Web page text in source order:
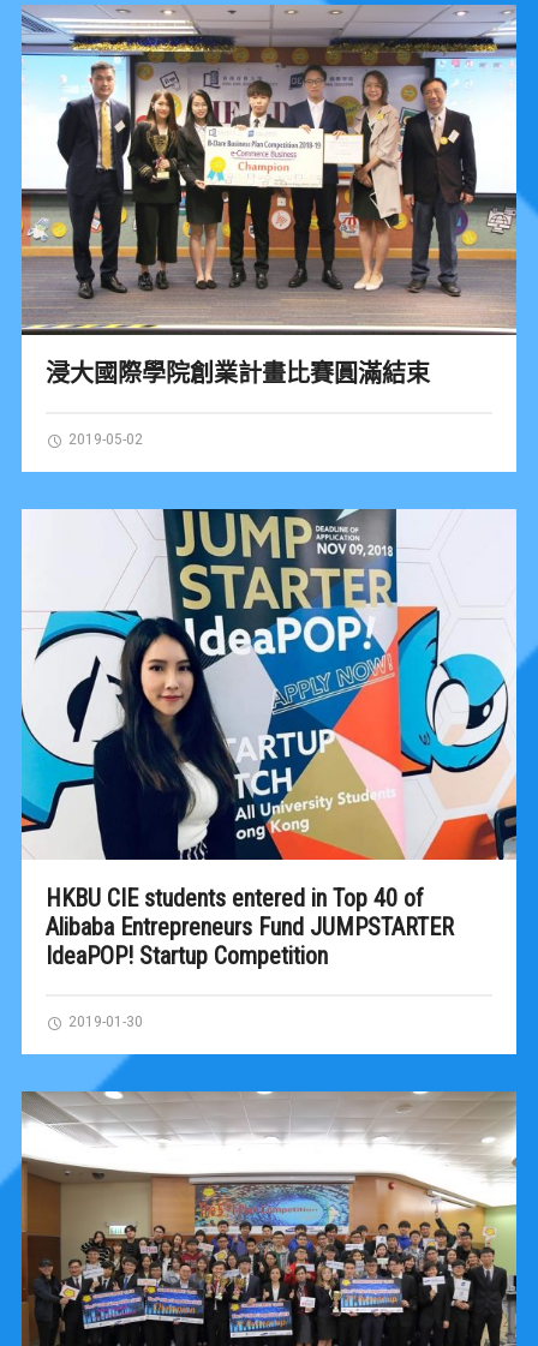
浸大國際學院創業計畫比賽圓滿結束
2019-05-02
HKBU CIE students entered in Top 40 of
Alibaba Entrepreneurs Fund JUMPSTARTER
IdeaPOP! Startup Competition
2019-01-30